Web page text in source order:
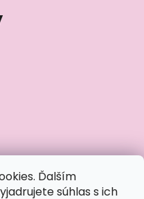
Ďalším
súhlas s ich
opýtať?